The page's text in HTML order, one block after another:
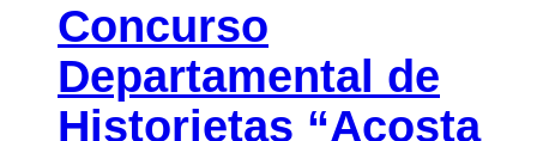
Concurso
Departamental de
Historietas “Acosta